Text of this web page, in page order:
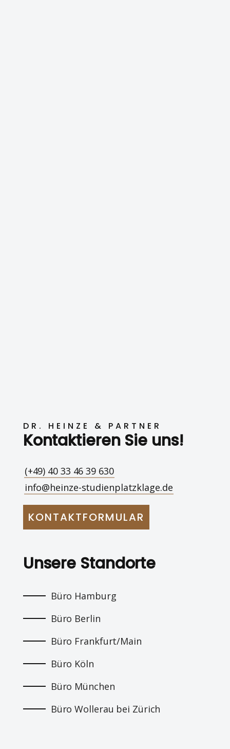
DR. HEINZE & PARTNER
Kontaktieren Sie uns!
(+49) 40 33 46 39 630
info@heinze-studienplatzklage.de
KONTAKTFORMULAR
Unsere Standorte
Büro Hamburg
Büro Berlin
Büro Frankfurt/Main
Büro Köln
Büro München
Büro Wollerau bei Zürich